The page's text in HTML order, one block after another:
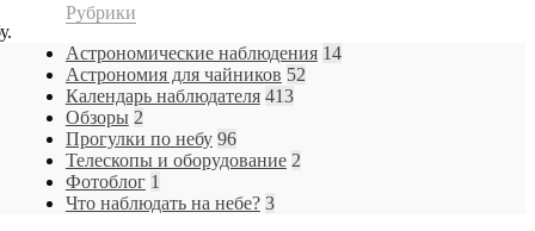
Рубрики
Астрономические наблюдения 14
Астрономия для чайников 52
Календарь наблюдателя 413
Обзоры 2
Прогулки по небу 96
Телескопы и оборудование 2
Фотоблог 1
Что наблюдать на небе? 3